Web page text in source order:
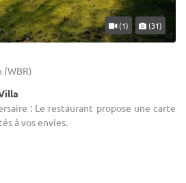
(1) (31)
(WBR)
: Le restaurant propose une carte
à vos envies.